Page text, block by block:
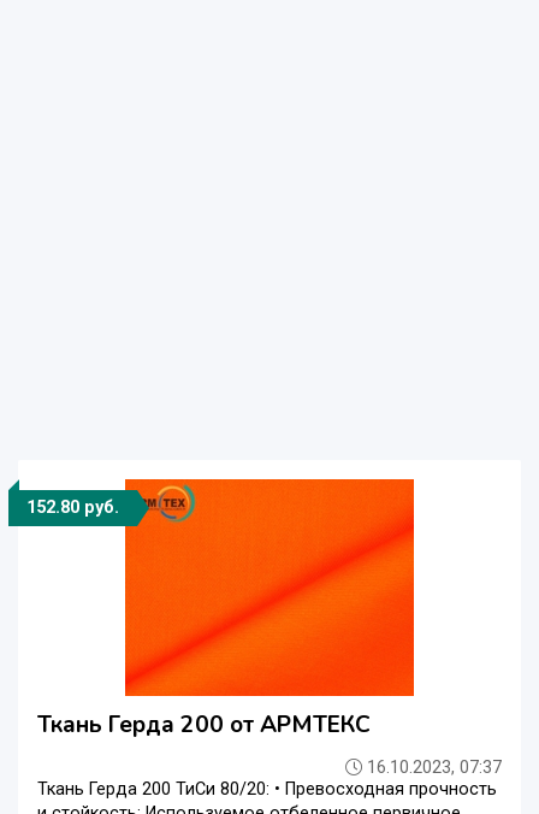
152.80 руб.
Ткань Герда 200 от АРМТЕКС
16.10.2023, 07:37
Ткань Герда 200 ТиСи 80/20: • Превосходная прочность